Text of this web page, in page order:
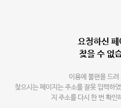
요청하신
찾을 수 없
이용에 불편을 드려
찾으시는 페이지는 주소를 잘못 입력하
지 주소를 다시 한 번 확인